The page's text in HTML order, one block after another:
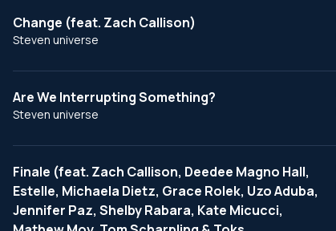
Change (feat. Zach Callison)
Steven universe
Are We Interrupting Something?
Steven universe
Finale (feat. Zach Callison, Deedee Magno Hall,
Estelle, Michaela Dietz, Grace Rolek, Uzo Aduba,
Jennifer Paz, Shelby Rabara, Kate Micucci,